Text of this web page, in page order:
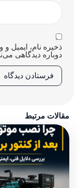
ذخیره نام، ایمیل
دوباره دیدگاهی
مقالات مرتبط